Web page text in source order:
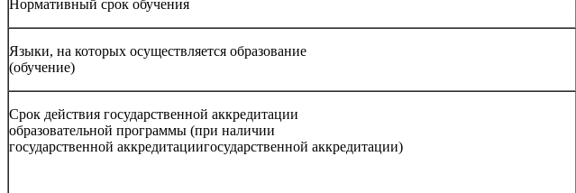
Нормативный срок обучения
Языки, на которых осуществляется образование
(обучение)
Срок действия государственной аккредитации
образовательной программы (при наличии
государственной аккредитациигосударственной аккредитации)